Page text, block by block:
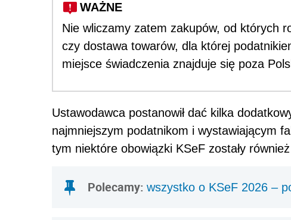
WAŻNE
Nie wliczamy zatem zakupów, od których
czy dostawa towarów, dla której
miejsce świadczenia znajduje się poza
Ustawodawca postanowił dać kilka
najmniejszym podatnikom i wystawiającym
tym niektóre obowiązki KSeF zostały
Polecamy: wszystko o KSeF 2026 –